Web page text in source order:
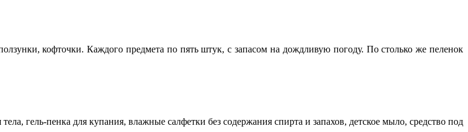
кофточки. Каждого предмета по пять штук, с запасом на дождливую погоду. По столько же пеленок
гель-пенка для купания, влажные салфетки без содержания спирта и запахов, детское мыло, средство под